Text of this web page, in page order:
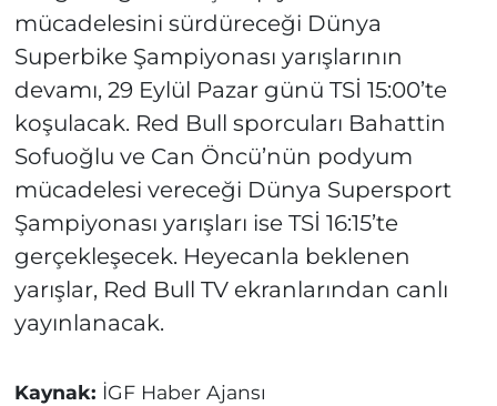
mücadelesini sürdüreceği Dünya
Superbike Şampiyonası yarışlarının
devamı, 29 Eylül Pazar günü TSİ 15:00’te
koşulacak. Red Bull sporcuları Bahattin
Sofuoğlu ve Can Öncü’nün podyum
mücadelesi vereceği Dünya Supersport
Şampiyonası yarışları ise TSİ 16:15’te
gerçekleşecek. Heyecanla beklenen
yarışlar, Red Bull TV ekranlarından canlı
yayınlanacak.
Kaynak: İGF Haber Ajansı